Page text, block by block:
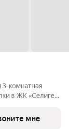
3-комнатная
в ЖК «Селигер
мне